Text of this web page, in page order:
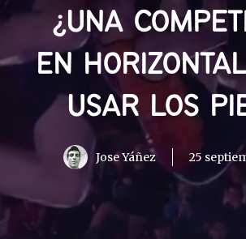
¿UNA
EN
USAR LOS
Jose Yáñez 25